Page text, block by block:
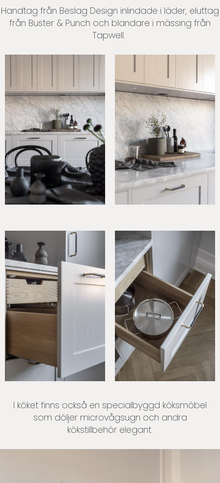
Handtag från Beslag Design inlindade i läder, eluttag
från Buster & Punch och blandare i mässing från
Tapwell.
I köket finns också en specialbyggd köksmöbel
som döljer microvågsugn och andra
kökstillbehör elegant.